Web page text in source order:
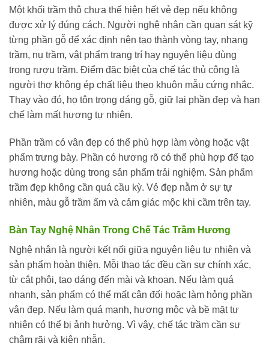
Một khối trầm thô chưa thể hiện hết vẻ đẹp nếu không
được xử lý đúng cách. Người nghệ nhân cần quan sát kỹ
từng phần gỗ để xác định nên tạo thành vòng tay, nhang
trầm, nụ trầm, vật phẩm trang trí hay nguyên liệu dùng
trong rượu trầm. Điểm đặc biệt của chế tác thủ công là
người thợ không ép chất liệu theo khuôn mẫu cứng nhắc.
Thay vào đó, họ tôn trọng dáng gỗ, giữ lại phần đẹp và hạn
chế làm mất hương tự nhiên.
Phần trầm có vân đẹp có thể phù hợp làm vòng hoặc vật
phẩm trưng bày. Phần có hương rõ có thể phù hợp để tạo
hương hoặc dùng trong sản phẩm trải nghiệm. Sản phẩm
trầm đẹp không cần quá cầu kỳ. Vẻ đẹp nằm ở sự tự
nhiên, màu gỗ trầm ấm và cảm giác mộc khi cầm trên tay.
Bàn Tay Nghệ Nhân Trong Chế Tác Trầm Hương
Nghệ nhân là người kết nối giữa nguyên liệu tự nhiên và
sản phẩm hoàn thiện. Mỗi thao tác đều cần sự chính xác,
từ cắt phôi, tạo dáng đến mài và khoan. Nếu làm quá
nhanh, sản phẩm có thể mất cân đối hoặc làm hỏng phần
vân đẹp. Nếu làm quá mạnh, hương mộc và bề mặt tự
nhiên có thể bị ảnh hưởng. Vì vậy, chế tác trầm cần sự
chậm rãi và kiên nhẫn.